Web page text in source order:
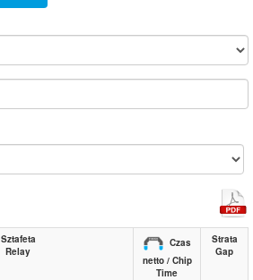
Sztafeta
Relay
Czas
netto / Chip
Time
Strata
Gap